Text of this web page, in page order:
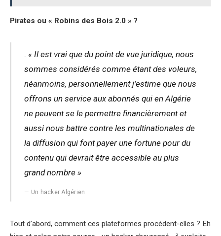
Pirates ou « Robins des Bois 2.0 » ?
. « Il est vrai que du point de vue juridique, nous
sommes considérés comme étant des voleurs,
néanmoins, personnellement j’estime que nous
offrons un service aux abonnés qui en Algérie
ne peuvent se le permettre financièrement et
aussi nous battre contre les multinationales de
la diffusion qui font payer une fortune pour du
contenu qui devrait être accessible au plus
grand nombre »
Un hacker Algérien
Tout d’abord, comment ces plateformes procèdent-elles ? Eh